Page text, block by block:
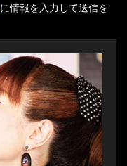
に情報を入力して送信を